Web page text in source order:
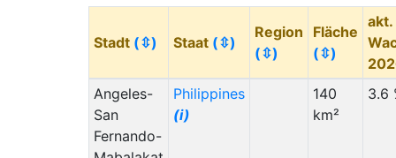
Stadt (⇳) Staat (⇳)
Region
(⇳)
Fläche
(⇳)
akt.
Angeles-
San
Fernando-
Philippines
(i)
140
km²
3.6